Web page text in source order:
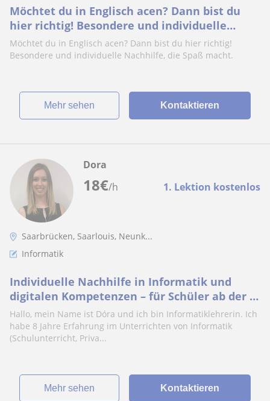
Möchtet du in Englisch acen? Dann bist du
hier richtig! Besondere und individuelle
Nachhilfe, die Spaß macht
Möchtet du in Englisch acen? Dann bist du hier richtig!
Besondere und individuelle Nachhilfe, die Spaß macht.
Mehr sehen Kontaktieren
18€/h 1. Lektion kostenlos
Dora
Saarbrücken, Saarlouis, Neunk...
Informatik
Individuelle Nachhilfe in Informatik und
digitalen Kompetenzen – für Schüler ab der 5.
Klasse und Erwachsene
Hallo, mein Name ist Dóra und ich bin Informatiklehrerin. Ich
habe 8 Jahre Erfahrung im Unterrichten von Informatik
(Schulunterricht, Priva...
Mehr sehen Kontaktieren